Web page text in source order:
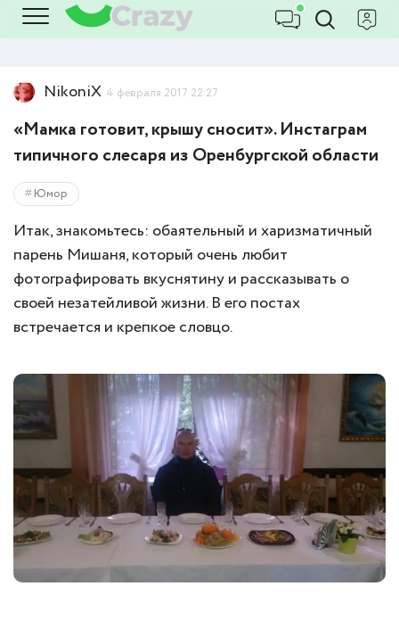
NikoniX 4 февраля 2017 22:27
«Мамка готовит, крышу сносит». Инстаграм
типичного слесаря из Оренбургской области
Юмор
Итак, знакомьтесь: обаятельный и харизматичный
парень Мишаня, который очень любит
фотографировать вкуснятину и рассказывать о
своей незатейливой жизни. В его постах
встречается и крепкое словцо.